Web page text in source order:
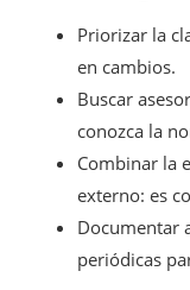
Priorizar la
en cambios.
Buscar
conozca la
Combinar la
externo: es
Documentar
periódicas